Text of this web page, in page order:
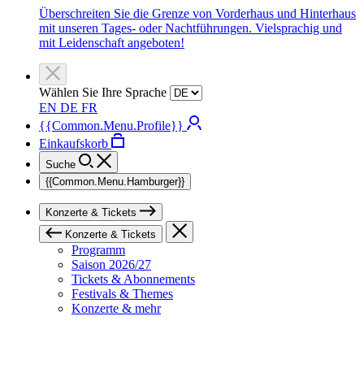
Überschreiten Sie die Grenze von Vorderhaus und Hinterhaus
mit unseren Tages- oder Nachtführungen. Vielsprachig und
mit Leidenschaft angeboten!
Wählen Sie Ihre Sprache
EN DE FR
{{Common.Menu.Profile}}
Einkaufskorb
Suche
{{Common.Menu.Hamburger}}
Konzerte & Tickets
Konzerte & Tickets
Programm
Saison 2026/27
Tickets & Abonnements
Festivals & Themes
Konzerte & mehr